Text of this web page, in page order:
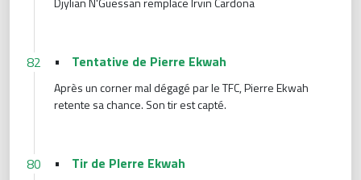
82 • Tentative de Pierre Ekwah
Après un corner mal dégagé par le TFC, Pierre Ekwah
retente sa chance. Son tir est capté.
80 • Tir de PIerre Ekwah